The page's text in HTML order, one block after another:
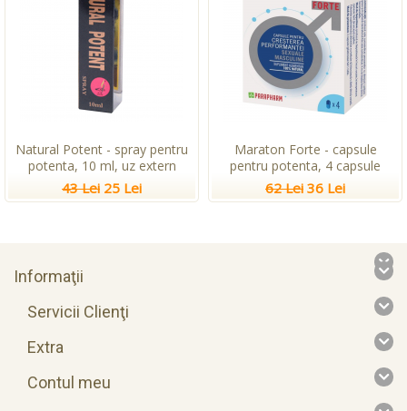
Natural Potent - spray pentru
potenta, 10 ml, uz extern
43 Lei 25 Lei
Maraton Forte - capsule
pentru potenta, 4 capsule
62 Lei 36 Lei
Informaţii
Servicii Clienţi
Extra
Contul meu